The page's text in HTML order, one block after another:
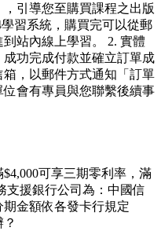
引導您至購買課程之出版
習系統，購買完可以從郵
站內線上學習。 2. 實體
功完成付款並確立訂單成
，以郵件方式通知「訂單
會有專員與您聯繫後續事
可享三期零利率，滿
支援銀行公司為：中國信
金額依各發卡行規定